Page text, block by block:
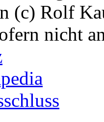
(c) Rolf
nicht